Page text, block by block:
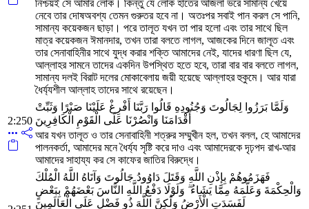
নিশ্চয়ই সে আমার লোক। কিন্তু যে লোক হাতের আঁজলা ভরে সামান্য খেয়ে
নেবে তার দোষঅবশ্য তেমন গুরুতর হবে না। অতঃপর সবাই পান করল সে পানি,
সামান্য কয়েকজন ছাড়া। পরে তালূত যখন তা পার হলো এবং তার সাথে ছিল
মাত্র কয়েকজন ঈমানদার, তখন তারা বলতে লাগল, আজকের দিনে জালূত এবং
তার সেনাবাহিনীর সাথে যুদ্ধ করার শক্তি আমাদের নেই, যাদের ধারণা ছিল যে,
আল্লাহর সামনে তাদের একদিন উপস্থিত হতে হবে, তারা বার বার বলতে লাগল,
সামান্য দলই বিরাট দলের মোকাবেলায় জয়ী হয়েছে আল্লাহর হুকুমে। আর যারা
ধৈর্য্যশীল আল্লাহ তাদের সাথে রয়েছেন।
2:250
وَلَمَّا بَرَزُوا لِجَالُوتَ وَجُنُودِهِ قَالُوا رَبَّنَا أَفْرِغْ عَلَيْنَا صَبْرًا وَثَبِّتْ
أَقْدَامَنَا وَانْصُرْنَا عَلَى الْقَوْمِ الْكَافِرِينَ
আর যখন তালূত ও তার সেনাবাহিনী শত্রুর সম্মুখীন হল, তখন বলল, হে আমাদের
পালনকর্তা, আমাদের মনে ধৈর্য্য সৃষ্টি করে দাও এবং আমাদেরকে দৃঢ়পদ রাখ-আর
আমাদের সাহায্য কর সে কাফের জাতির বিরুদ্ধে।
فَهَزَمُوهُمْ بِإِذْنِ اللَّهِ وَقَتَلَ دَاوُودُ جَالُوتَ وَآتَاهُ اللَّهُ الْمُلْكَ
وَالْحِكْمَةَ وَعَلَّمَهُ مِمَّا يَشَاءُ ۗ وَلَوْلَا دَفْعُ اللَّهِ النَّاسَ بَعْضَهُمْ بِبَعْضٍ
لَفَسَدَتِ الْأَرْضُ وَلَٰكِنَّ اللَّهَ ذُو فَضْلٍ عَلَى الْعَالَمِينَ